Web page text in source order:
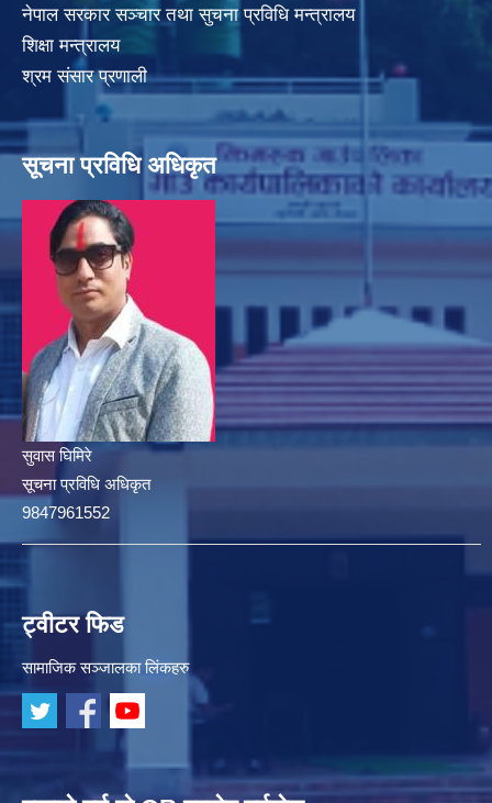
नेपाल सरकार सञ्चार तथा सुचना प्रविधि मन्त्रालय
शिक्षा मन्त्रालय
श्रम संसार प्रणाली
सूचना प्रविधि अधिकृत
सुवास घिमिरे
सूचना प्रविधि अधिकृत
9847961552
ट्वीटर फिड
सामाजिक सञ्जालका लिंकहरु